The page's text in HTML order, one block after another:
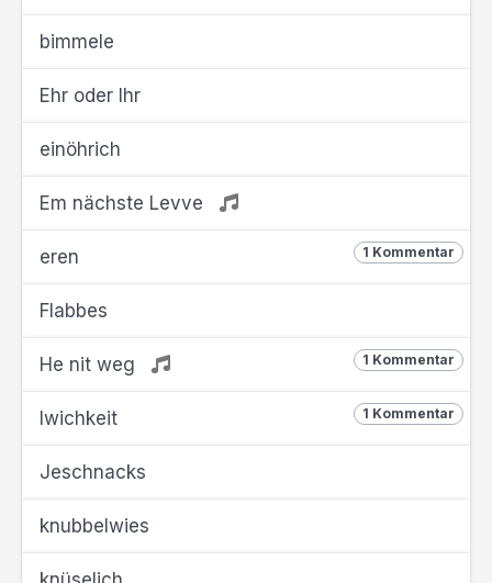
bimmele
Ehr oder Ihr
einöhrich
Em nächste Levve
1 Kommentar
eren
Flabbes
1 Kommentar
He nit weg
1 Kommentar
Iwichkeit
Jeschnacks
knubbelwies